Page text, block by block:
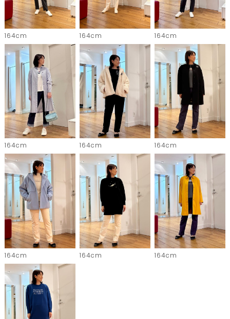
164cm 164cm 164cm
164cm 164cm 164cm
164cm 164cm 164cm